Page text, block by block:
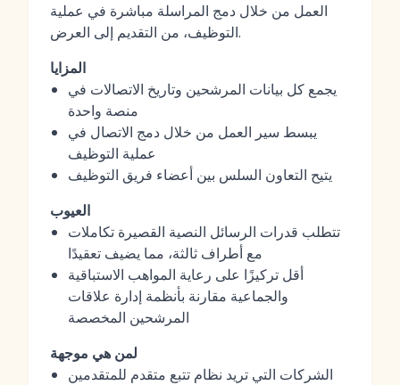
العمل من خلال دمج المراسلة مباشرة في عملية
التوظيف، من التقديم إلى العرض.
المزايا
يجمع كل بيانات المرشحين وتاريخ الاتصالات في
منصة واحدة
يبسط سير العمل من خلال دمج الاتصال في
عملية التوظيف
يتيح التعاون السلس بين أعضاء فريق التوظيف
العيوب
تتطلب قدرات الرسائل النصية القصيرة تكاملات
مع أطراف ثالثة، مما يضيف تعقيدًا
أقل تركيزًا على رعاية المواهب الاستباقية
والجماعية مقارنة بأنظمة إدارة علاقات
المرشحين المخصصة
لمن هي موجهة
الشركات التي تريد نظام تتبع متقدم للمتقدمين